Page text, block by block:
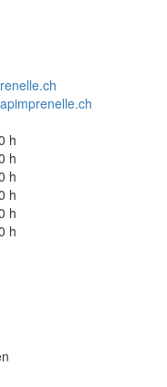
h
h
h
h
h
h